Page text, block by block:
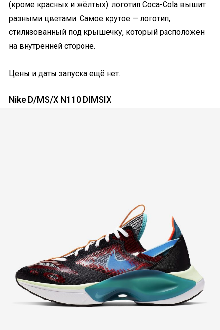
(кроме красных и жёлтых): логотип Coca-Cola вышит
разными цветами. Самое крутое — логотип,
стилизованный под крышечку, который расположен
на внутренней стороне.
Цены и даты запуска ещё нет.
Nike D/MS/X N110 DIMSIX